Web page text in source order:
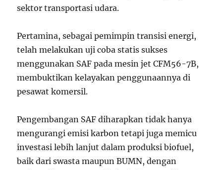
sektor transportasi udara.
Pertamina, sebagai pemimpin transisi energi,
telah melakukan uji coba statis sukses
menggunakan SAF pada mesin jet CFM56-7B,
membuktikan kelayakan penggunaannya di
pesawat komersil.
Pengembangan SAF diharapkan tidak hanya
mengurangi emisi karbon tetapi juga memicu
investasi lebih lanjut dalam produksi biofuel,
baik dari swasta maupun BUMN, dengan